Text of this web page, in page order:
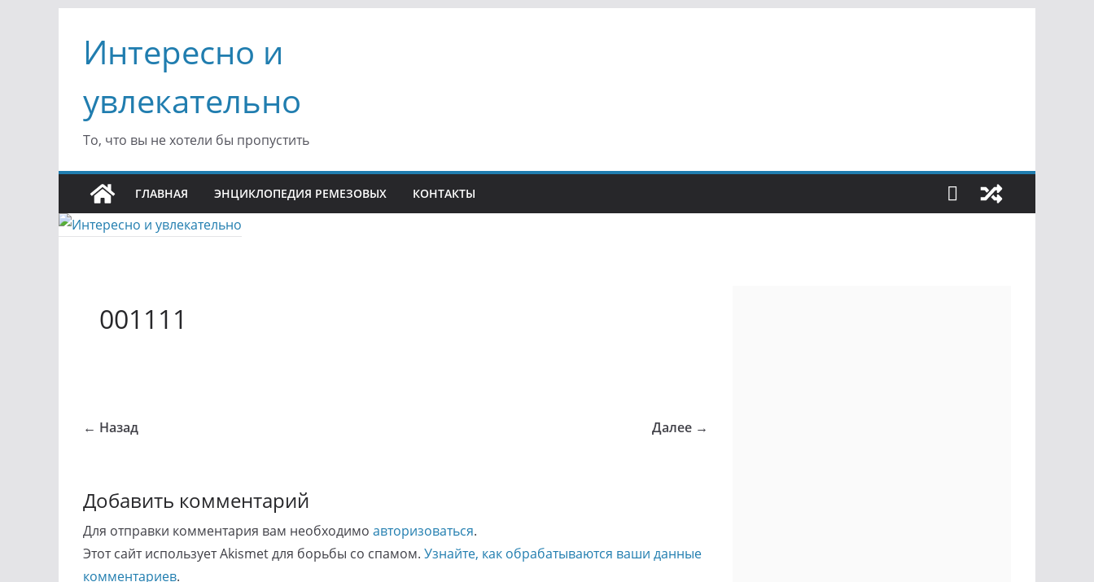
содержимому
Интересно и
увлекательно
То, что вы не хотели бы пропустить
ГЛАВНАЯ ЭНЦИКЛОПЕДИЯ РЕМЕЗОВЫХ КОНТАКТЫ
001111
← Назад Далее →
Добавить комментарий
Для отправки комментария вам необходимо авторизоваться.
Этот сайт использует Akismet для борьбы со спамом. Узнайте, как обрабатываются ваши данные
комментариев.